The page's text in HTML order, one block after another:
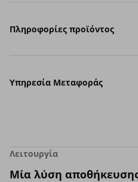
Πληροφορίες προϊόντος
Υπηρεσία Μεταφοράς
Λειτουργία
Μία λύση